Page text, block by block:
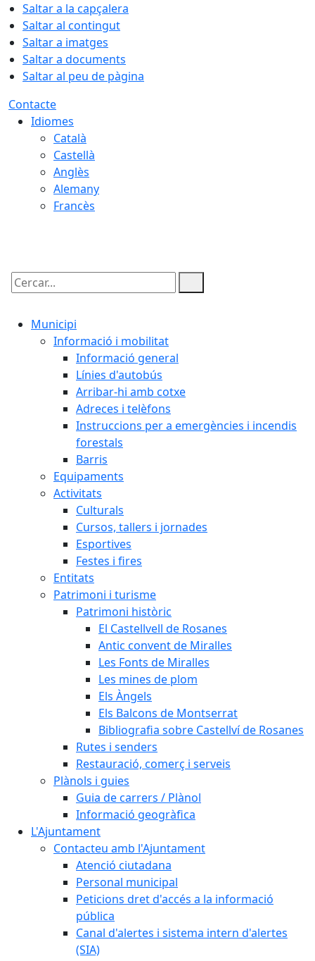
Saltar a la capçalera
Saltar al contingut
Saltar a imatges
Saltar a documents
Saltar al peu de pàgina
Contacte
Idiomes
Català
Castellà
Anglès
Alemany
Francès
Cercar:
Municipi
Informació i mobilitat
Informació general
Línies d'autobús
Arribar-hi amb cotxe
Adreces i telèfons
Instruccions per a emergències i incendis
forestals
Barris
Equipaments
Activitats
Culturals
Cursos, tallers i jornades
Esportives
Festes i fires
Entitats
Patrimoni i turisme
Patrimoni històric
El Castellvell de Rosanes
Antic convent de Miralles
Les Fonts de Miralles
Les mines de plom
Els Àngels
Els Balcons de Montserrat
Bibliografia sobre Castellví de Rosanes
Rutes i senders
Restauració, comerç i serveis
Plànols i guies
Guia de carrers / Plànol
Informació geogràfica
L'Ajuntament
Contacteu amb l'Ajuntament
Atenció ciutadana
Personal municipal
Peticions dret d'accés a la informació
pública
Canal d'alertes i sistema intern d'alertes
(SIA)